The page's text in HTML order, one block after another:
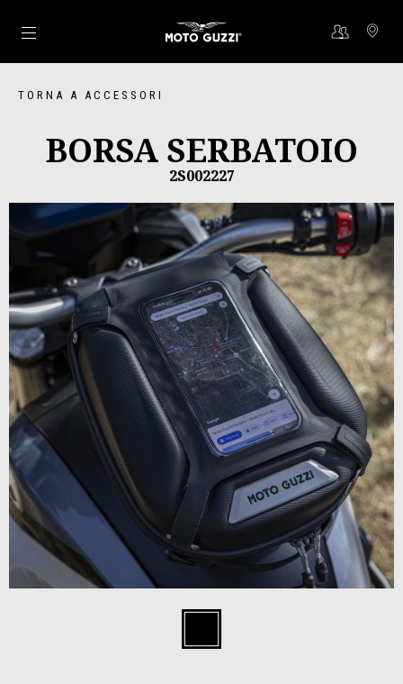
Vai al contenuto principale
TORNA A ACCESSORI
BORSA SERBATOIO
2S002227
Precedente
Item
Black